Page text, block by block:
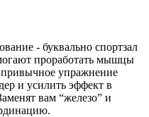
- буквально спортзал
проработать мышцы
привычное упражнение
и усилить эффект в
вам “железо” и